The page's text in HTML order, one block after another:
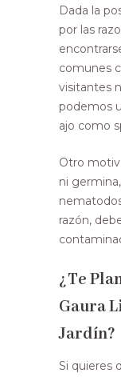
Dada la
por las
comunes
visitantes
podemos
ajo como
Otro
ni
razón,
¿Te
Gaura
Jardín?
Si quieres